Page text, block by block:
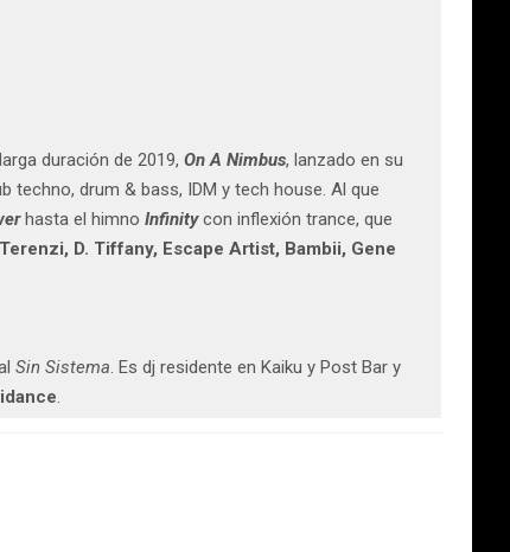
duración de 2019, On A Nimbus, lanzado en su
techno, drum & bass, IDM y tech house. Al que
hasta el himno Infinitycon inflexión trance, que
D. Tiffany, Escape Artist, Bambii, Gene
Sin Sistema. Es dj residente en Kaiku y Post Bar y
.